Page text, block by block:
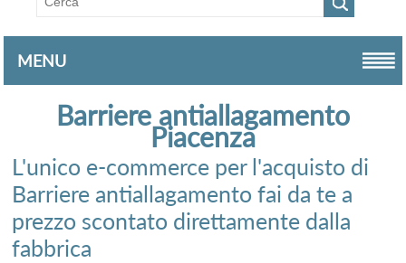
MENU
Barriere antiallagamento
Piacenza
L'unico e-commerce per l'acquisto di
Barriere antiallagamento fai da te a
prezzo scontato direttamente dalla
fabbrica